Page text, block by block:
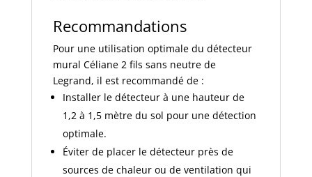
Recommandations
Pour une utilisation optimale du détecteur
mural Céliane 2 fils sans neutre de
Legrand, il est recommandé de :
Installer le détecteur à une hauteur de
1,2 à 1,5 mètre du sol pour une détection
optimale.
Éviter de placer le détecteur près de
sources de chaleur ou de ventilation qui